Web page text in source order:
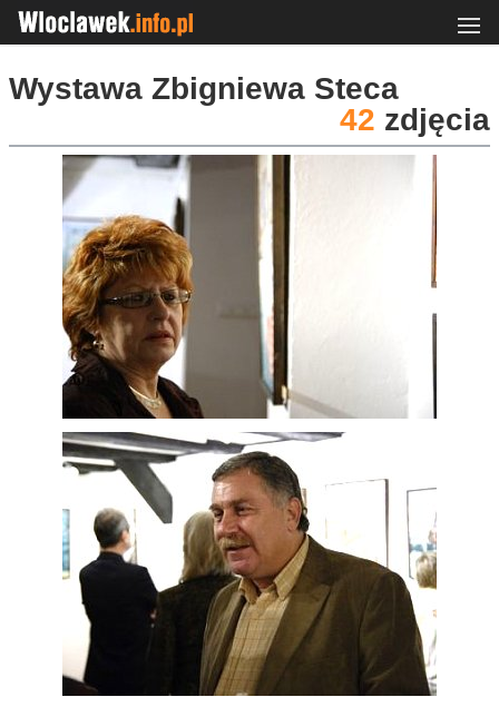
Wystawa Zbigniewa Steca
42 zdjęcia